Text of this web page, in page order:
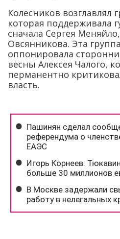
Колесников возглавлял
которая поддерживала
сначала Сергея
Овсянникова. Эта
оппонировала
весны Алексея Чалого,
перманентно
власть.